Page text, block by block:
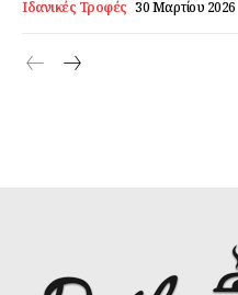
Ιδανικές Τροφές 30 Μαρτίου 2026